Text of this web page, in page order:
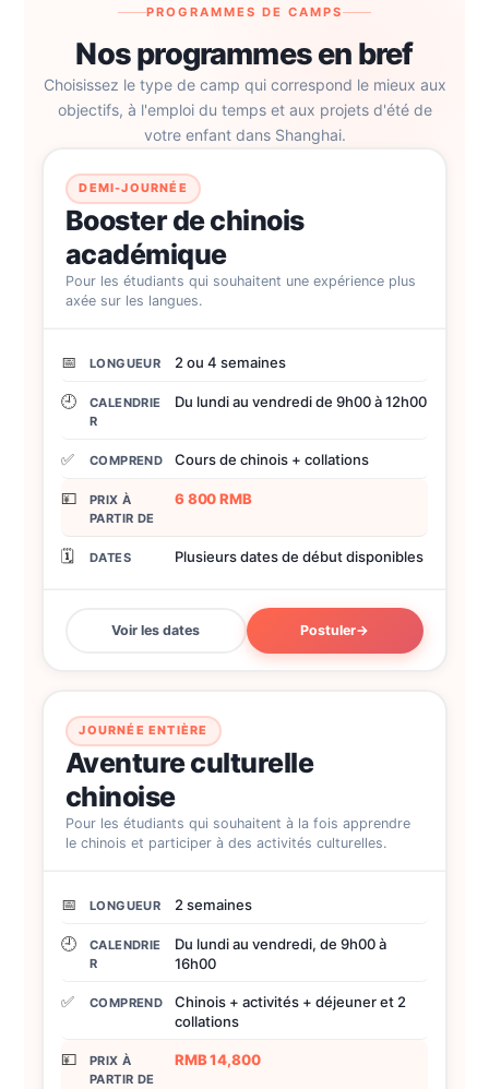
PROGRAMMES DE CAMPS
Nos programmes en bref
Choisissez le type de camp qui correspond le mieux aux
objectifs, à l'emploi du temps et aux projets d'été de
votre enfant dans Shanghai.
DEMI-JOURNÉE
Booster de chinois
académique
Pour les étudiants qui souhaitent une expérience plus
axée sur les langues.
📅 LONGUEUR 2 ou 4 semaines
🕘
CALENDRIE
R
Du lundi au vendredi de 9h00 à 12h00
✅ COMPREND Cours de chinois + collations
💴
PRIX À
PARTIR DE
6 800 RMB
🗓️ DATES Plusieurs dates de début disponibles
Voir les dates Postuler→
JOURNÉE ENTIÈRE
Aventure culturelle
chinoise
Pour les étudiants qui souhaitent à la fois apprendre
le chinois et participer à des activités culturelles.
📅 LONGUEUR 2 semaines
🕘
CALENDRIE
R
Du lundi au vendredi, de 9h00 à
16h00
✅ COMPREND
Chinois + activités + déjeuner et 2
collations
💴
PRIX À
PARTIR DE
RMB 14,800